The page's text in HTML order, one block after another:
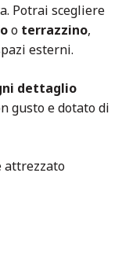
Potrai scegliere
o terrazzino,
esterni.
dettaglio
gusto e dotato di
attrezzato